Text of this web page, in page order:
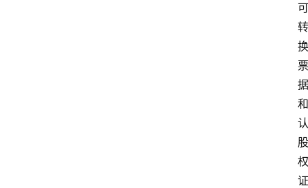
可
转
换
票
据
和
认
股
权
证